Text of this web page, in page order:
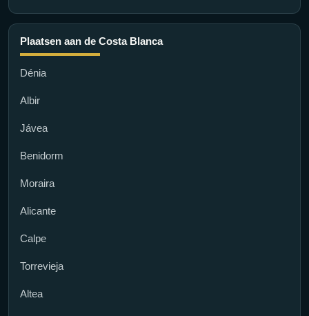
Plaatsen aan de Costa Blanca
Dénia
Albir
Jávea
Benidorm
Moraira
Alicante
Calpe
Torrevieja
Altea